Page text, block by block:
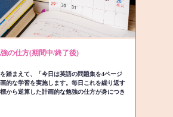
の仕方(期間中/終了後)
踏まえて、「今日は英語の問題集を4ページ
的な学習を実施します。毎日これを繰り返す
から逆算した計画的な勉強の仕方が身につき